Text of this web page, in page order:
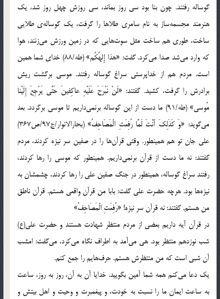
گوساله رفتند. چون بنا بود سي روز بماند، سي روزش چهل روز شد، يك
هنرمند مجسمه‌ساز به نام سامري طلاها را گرفت، يك گوساله‌ي طلايي
ساخت، طوري هم ساخت مثل سوت‌هايي كه در زمين ورزش مي‌زنند، هوا
كه وارد مي‌شد صدا مي‌كرد. گفت: «هذا إِلهُكُم‏» (طه/88) خداي شما همين
است. مردم هم از خداپرستي سراغ گوساله رفتند. موسي برگشت ريش
برادرش را گرفت، كشيد. گفتند: «لَنْ نَبْرَحَ عَلَيْهِ عاكِفينَ حَتَّى يَرْجِعَ إِلَيْنا
مُوسى‏» (طه/91) ما دست از اين گوساله برنمي‌داريم تا موسي برگردد. بعد
مي‌گويد: «وَ كَذَلِكَ أَنْتَ لَمَّا رُفِعَتِ الْمَصَاحِفُ» (بحارالانوار/ج97/ص367)
علي جان تو هم همينطور. وقتي قرآ‌ن‌ها را در صفين سر نيزه كردند، مردم
گفتند: نه ما دست از قرآن برنمي‌داريم. همينطور كه موسي را رها كردند،
رفتند سراغ گوساله، همينطور در جنگ صفين علي را رها كردند، چشمشان به
نيزه‌‌ها بود. هرچه حضرت علي گفت: بابا من قرآن واقعي هستم. قرآن ناطق
من هستم. گفتند: نه قرآن سر نيزه! «رُفِعَتِ الْمَصَاحِفُ»
در قرآن آيه داريم بعضي از مردم منتظر شهادت هستند و حضرت علي(ع)
شب نوزدهم منتظر بود. هي مي‌آمد به اطراف نگاه مي‌كرد، مي‌گفت: امشب
آن شبي است كه من منتظرش هستم. حرف‌هايم را جمع كنم.
يك دعا مي‌كنم همه شما آمين بگوييد. خدايا آن به آن، روز به روز، ساعت
به ساعت ايمان ما را نسبت به خودت، و پيغمبرت و وحيت و اهل بيتش و